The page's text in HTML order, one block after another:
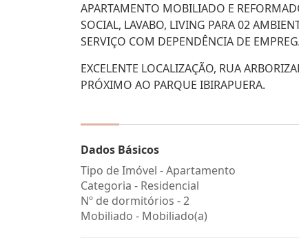
APARTAMENTO MOBILIADO E
SOCIAL, LAVABO, LIVING PARA 02
SERVIÇO COM DEPENDÊNCIA DE
EXCELENTE LOCALIZAÇÃO, RUA
PRÓXIMO AO PARQUE IBIRAPUERA.
Dados Básicos
Tipo de Imóvel - Apartamento
Categoria - Residencial
Nº de dormitórios - 2
Mobiliado - Mobiliado(a)